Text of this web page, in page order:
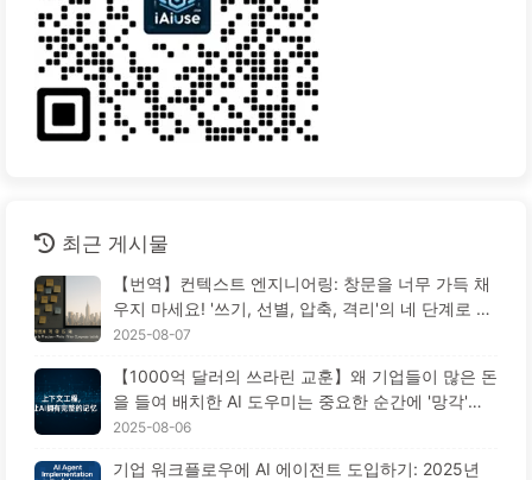
최근 게시물
【번역】컨텍스트 엔지니어링: 창문을 너무 가득 채
우지 마세요! '쓰기, 선별, 압축, 격리'의 네 단계로 혼
란을 피하고, 소음을 차단하세요 — AI 배우기 170
2025-08-07
【1000억 달러의 쓰라린 교훈】왜 기업들이 많은 돈
을 들여 배치한 AI 도우미는 중요한 순간에 '망각'하
고 오히려 경쟁자들은 90% 성능 향상을 이루었을
2025-08-06
기업 워크플로우에 AI 에이전트 도입하기: 2025년